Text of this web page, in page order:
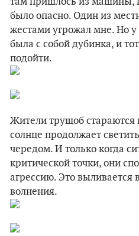
было опасно. Один из
жестами угрожал мне. Но у
была с собой дубинка, и
подойти.
Жители трущоб стараются
солнце продолжает
чередом. И только когда
критической точки, они
агрессию. Это выливается
волнения.